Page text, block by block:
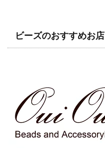
ビーズのおすすめお店